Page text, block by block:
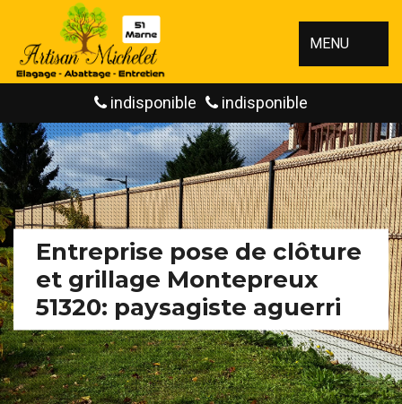
MENU
indisponible indisponible
Entreprise pose de clôture
et grillage Montepreux
51320: paysagiste aguerri